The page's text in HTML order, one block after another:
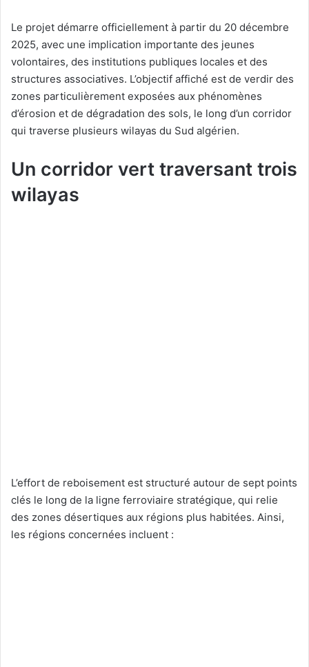
Le projet démarre officiellement à partir du 20 décembre
2025, avec une implication importante des jeunes
volontaires, des institutions publiques locales et des
structures associatives. L’objectif affiché est de verdir des
zones particulièrement exposées aux phénomènes
d’érosion et de dégradation des sols, le long d’un corridor
qui traverse plusieurs wilayas du Sud algérien.
Un corridor vert traversant trois
wilayas
L’effort de reboisement est structuré autour de sept points
clés le long de la ligne ferroviaire stratégique, qui relie
des zones désertiques aux régions plus habitées. Ainsi,
les régions concernées incluent :